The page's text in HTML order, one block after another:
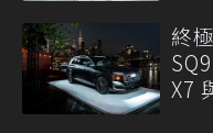
終
X7